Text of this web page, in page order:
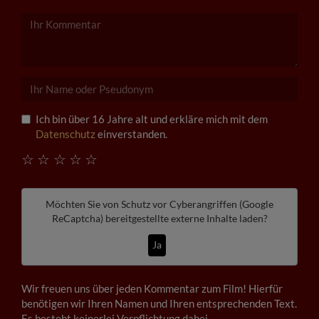
Ich bin über 16 Jahre alt und erkläre mich mit dem
Datenschutzeinverstanden.
☆
☆
☆
☆
☆
Möchten Sie von Schutz vor Cyberangriffen (Google
ReCaptcha) bereitgestellte externe Inhalte laden?
Ja
Wir freuen uns über jeden Kommentar zum Film! Hierfür
benötigen wir Ihren Namen und Ihren entsprechenden Text.